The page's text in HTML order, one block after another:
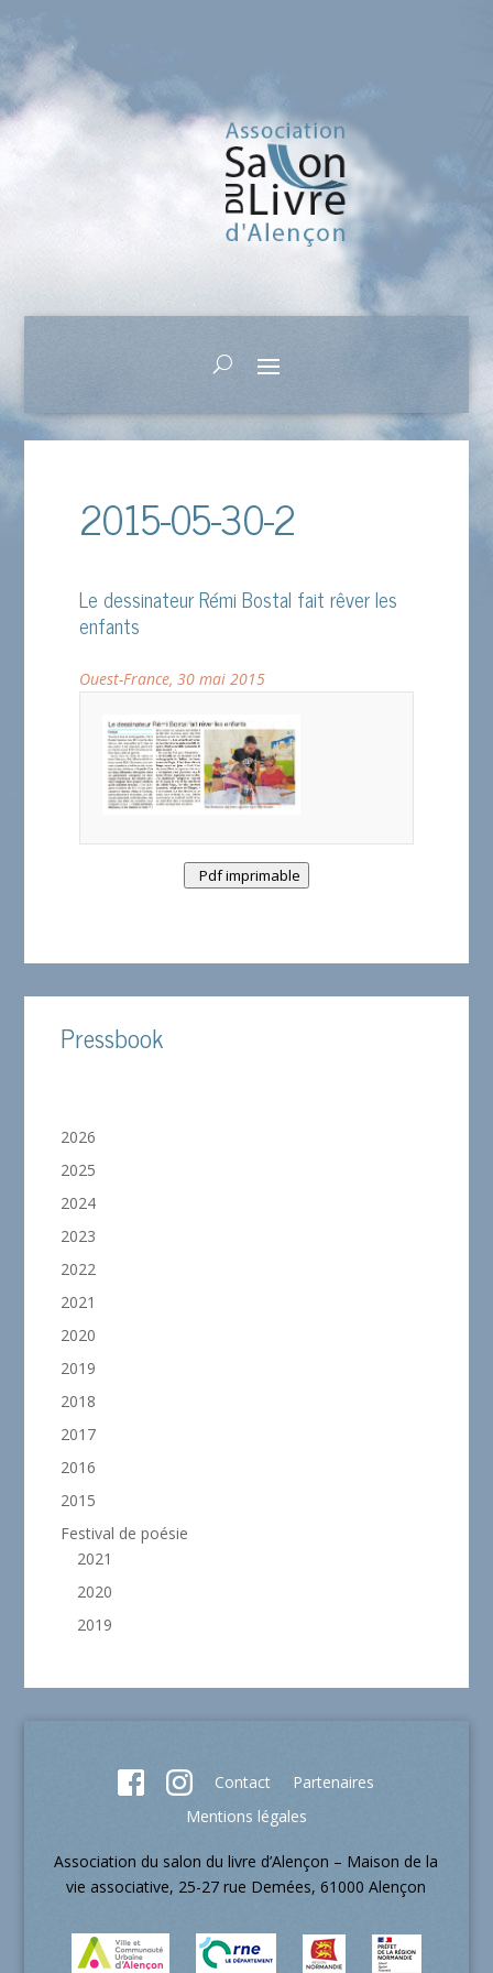
2015-05-30-2
Le dessinateur Rémi Bostal fait rêver les
enfants
Ouest-France, 30 mai 2015
Pdf imprimable
Pressbook
2026
2025
2024
2023
2022
2021
2020
2019
2018
2017
2016
2015
Festival de poésie
2021
2020
2019
Contact
Partenaires
Mentions légales
Association du salon du livre d’Alençon – Maison de la
vie associative, 25-27 rue Demées, 61000 Alençon